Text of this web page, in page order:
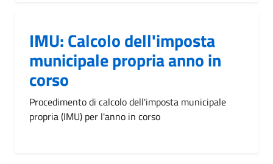
IMU: Calcolo dell'imposta
municipale propria anno in
corso
Procedimento di calcolo dell'imposta municipale
propria (IMU) per l'anno in corso